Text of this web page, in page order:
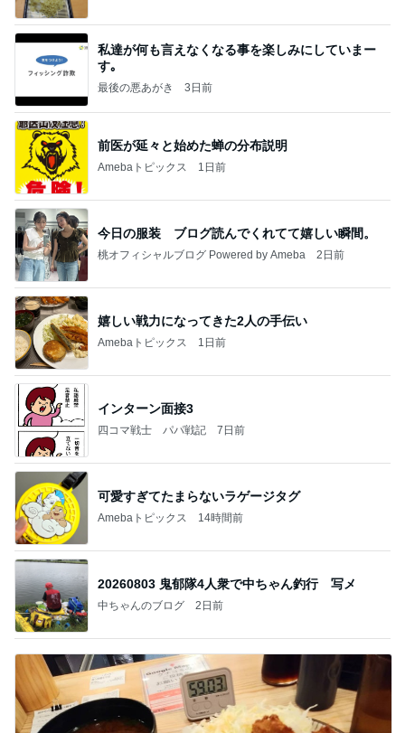
私達が何も言えなくなる事を楽しみにしていまー
す｡
最後の悪あがき 3日前
前医が延々と始めた蝉の分布説明
Amebaトピックス 1日前
今日の服装 ブログ読んでくれてて嬉しい瞬間。
桃オフィシャルブログ Powered by Ameba 2日前
嬉しい戦力になってきた2人の手伝い
Amebaトピックス 1日前
インターン面接3
四コマ戦士 パパ戦記 7日前
可愛すぎてたまらないラゲージタグ
Amebaトピックス 14時間前
20260803 鬼郁隊4人衆で中ちゃん釣行 写メ
中ちゃんのブログ 2日前